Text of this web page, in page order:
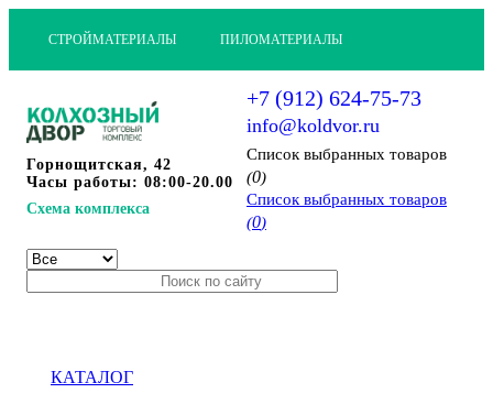
СТРОЙМАТЕРИАЛЫ ПИЛОМАТЕРИАЛЫ
Горнощитская, 42
Часы работы: 08:00-20.00
Схема комплекса
+7 (912) 624-75-73
info@koldvor.ru
Cписок выбранных товаров
(0)
Cписок выбранных товаров
(0)
КАТАЛОГ